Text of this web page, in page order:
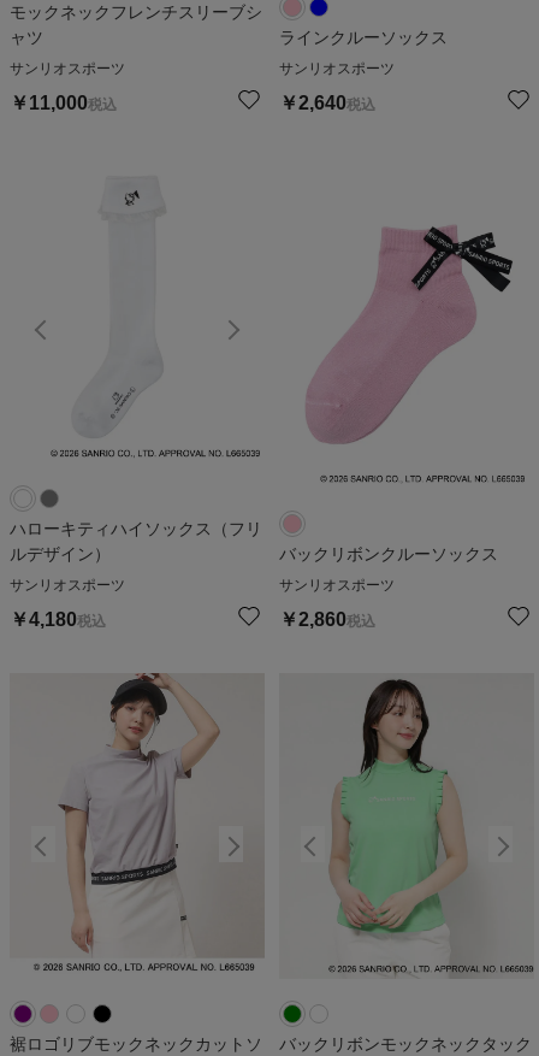
モックネックフレンチスリーブシ
ャツ
サンリオスポーツ
￥ 11,000税込
ラインクルーソックス
サンリオスポーツ
￥2,640税込
ハローキティハイソックス（フリ
ルデザイン）
サンリオスポーツ
￥4,180税込
バックリボンクルーソックス
サンリオスポーツ
￥2,860税込
裾ロゴリブモックネックカットソ
バックリボンモックネックタック